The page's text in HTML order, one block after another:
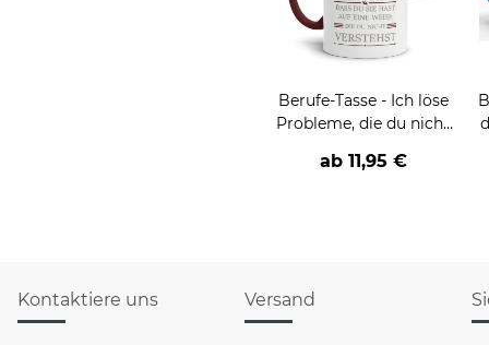
Berufe-Tasse - Ich löse
Probleme, die du nicht
verschiedene Berufe
ab 11,95 €
Kontaktiere uns Versand